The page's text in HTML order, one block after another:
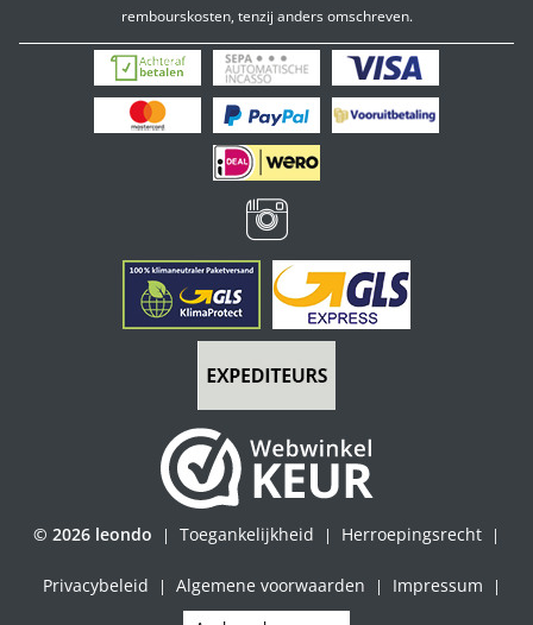
rembourskosten, tenzij anders omschreven.
© 2026 leondo | Toegankelijkheid | Herroepingsrecht |
Privacybeleid | Algemene voorwaarden | Impressum
|